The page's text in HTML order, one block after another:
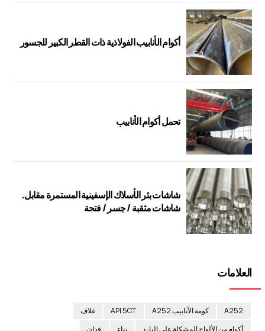
أكوام الأنابيب الفولاذية ذات القطر الكبير للجسور
تحمل أكوام الأنابيب
شاشات بئر الأسلاك الإسفينية المستمرة مقابل.
شاشات مثقبة / جسر / فتحة
العلامات
A252 كومة الأنابيب A252 API 5CT
غلاف
أكوام من الألواح المشكلة على البارد
بناء
فدان